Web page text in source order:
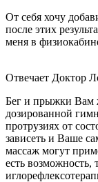
От себя хочу
после этих
меня в
Отвечает Доктор
Бег и прыжки Вам
дозированной
протрузиях от
зависеть и Ваше
массаж могут
есть возможность,